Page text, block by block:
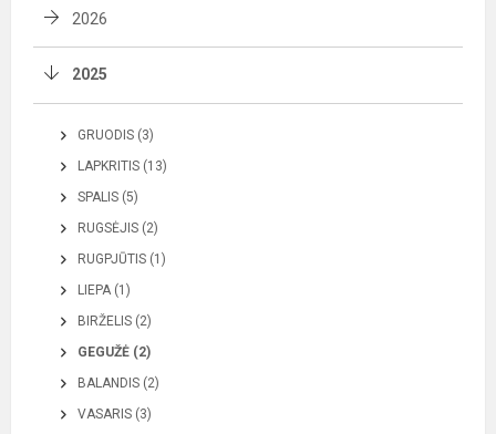
2026
2025
GRUODIS (3)
LAPKRITIS (13)
SPALIS (5)
RUGSĖJIS (2)
RUGPJŪTIS (1)
LIEPA (1)
BIRŽELIS (2)
GEGUŽĖ (2)
BALANDIS (2)
VASARIS (3)